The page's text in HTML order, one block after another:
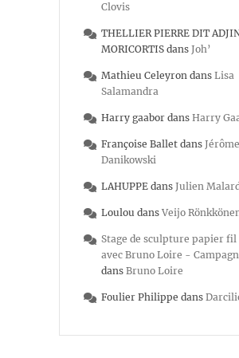
Clovis
THELLIER PIERRE DIT
MORICORTIS dans Joh’
Mathieu Celeyron dans Lisa
Salamandra
Harry gaabor dans Harry
Françoise Ballet dans Jérôme
Danikowski
LAHUPPE dans Julien
Loulou dans Veijo
Stage de sculpture papier fil
avec Bruno Loire -
dans Bruno Loire
Foulier Philippe dans